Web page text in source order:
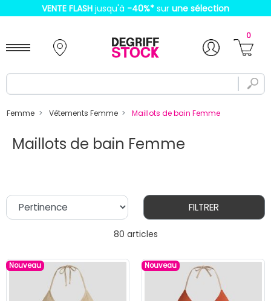
VENTE FLASH jusqu'à -40%* sur une sélection
0
Femme Vêtements Femme Maillots de bain Femme
Maillots de bain Femme
80 articles
FILTRER
Nouveau Nouveau